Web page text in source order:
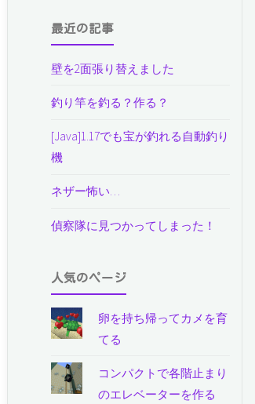
最近の記事
壁を2面張り替えました
釣り竿を釣る？作る？
[Java]1.17でも宝が釣れる自動釣り
機
ネザー怖い…
偵察隊に見つかってしまった！
人気のページ
卵を持ち帰ってカメを育
てる
コンパクトで各階止まり
のエレベーターを作る